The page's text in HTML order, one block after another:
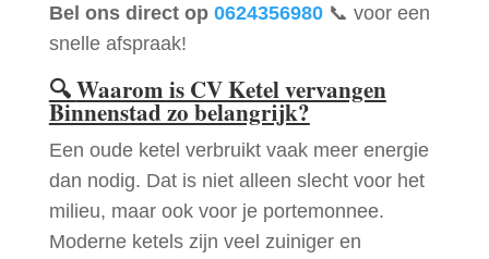
Bel ons direct op 0624356980📞 voor een
snelle afspraak!
🔍Waarom is CV Ketel vervangen
Binnenstad zo belangrijk?
Een oude ketel verbruikt vaak meer energie
dan nodig. Dat is niet alleen slecht voor het
milieu, maar ook voor je portemonnee.
Moderne ketels zijn veel zuiniger en